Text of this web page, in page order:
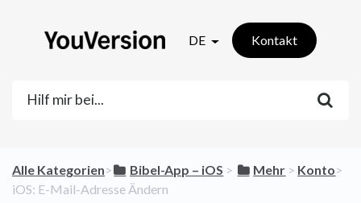
DE Kontakt
Alle Kategorien​>​ ​Bibel-App – iOS ​ > ​ ​Mehr ​ > ​ ​Konto​>​
iOS: E-Mail-Adresse Ändern